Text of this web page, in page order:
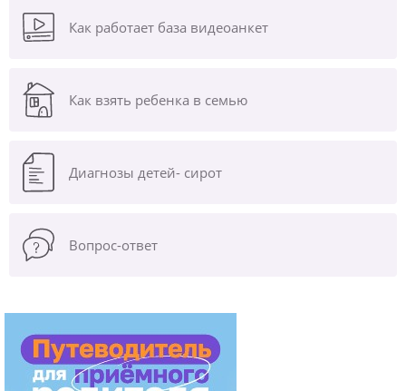
Как работает база видеоанкет
Как взять ребенка в семью
Диагнозы детей- сирот
Вопрос-ответ